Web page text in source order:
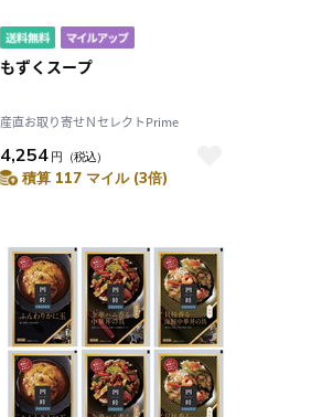
もずくスープ
産直お取り寄せＮセレクトPrime
4,254 円 （税込）
積算 117 マイル (3倍)